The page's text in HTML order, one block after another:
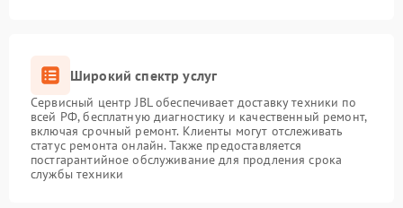
Широкий спектр услуг
Сервисный центр JBL обеспечивает доставку техники по
всей РФ, бесплатную диагностику и качественный ремонт,
включая срочный ремонт. Клиенты могут отслеживать
статус ремонта онлайн. Также предоставляется
постгарантийное обслуживание для продления срока
службы техники